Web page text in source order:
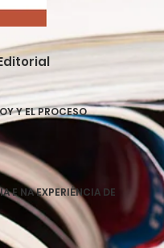
Y EL PROCESO
E NA EXPERIÊNCIA DE